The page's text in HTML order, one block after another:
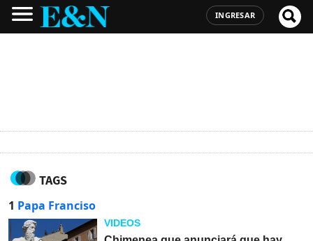
INGRESAR
TAGS
1 Papa Franciso
VIDEOS